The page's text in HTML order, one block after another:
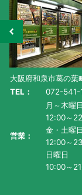
大阪府和泉市葛の葉
TEL：
072-541-
営業：
月～木曜日
12:00～
金・土曜日
12:00～
日曜日
10:00～